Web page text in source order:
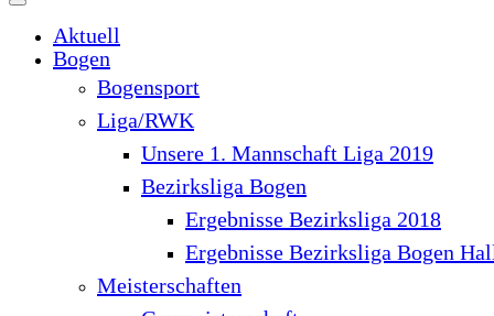
Aktuell
Bogen
Bogensport
Liga/RWK
Unsere 1. Mannschaft Liga 2019
Bezirksliga Bogen
Ergebnisse Bezirksliga 2018
Ergebnisse Bezirksliga Bogen
Meisterschaften